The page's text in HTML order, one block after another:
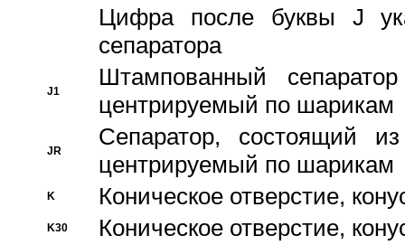
Цифра после буквы J
сепаратора
J1
Штампованный
центрируемый по шарикам
JR
Сепаратор, состоящий
центрируемый по шарикам
K Коническое отверстие,
K30 Коническое отверстие,